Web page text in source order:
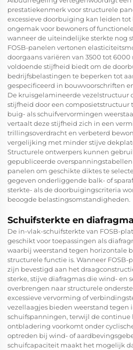
prestatiekenmerk voor structurele
excessieve doorbuiging kan leiden
ongemak voor bewoners of
wanneer de uiteindelijke sterkte nog
FOSB-panelen vertonen
doorgaans variëren van 3500 tot 6000
voldoende stijfheid biedt om de
bedrijfsbelastingen te beperken tot
gespecificeerd in bouwvoorschriften
De kruisgelamineerde vezelstructuur
stijfheid door een composietstructuur
buig- als schuifvervormingen
vertaalt deze stijfheid zich in een
trillingsoverdracht en verbeterd
vergelijking met minder stijve
Structurele ontwerpers kunnen
gepubliceerde overspanningstabellen
panelen om geschikte diktes te
gegeven onderliggende balk- of
sterkte- als de doorbuigingscriteria
beoogde belastingsomstandigheden.
Schuifsterkte en
De in-vlak-schuifsterkte van FOSB-
geschikt voor toepassingen als
waarbij weerstand tegen horizontale
structurele functie is. Wanneer
zijn bevestigd aan het
sterke, stijve diafragmas die wind- en
overbrengen naar structurele
excessieve vervorming of
vezellaagjes bieden weerstand tegen
schuifspanningen, terwijl de continue
ontbladering voorkomt onder
optreden bij wind- of
schuifcapaciteit maakt het mogelijk